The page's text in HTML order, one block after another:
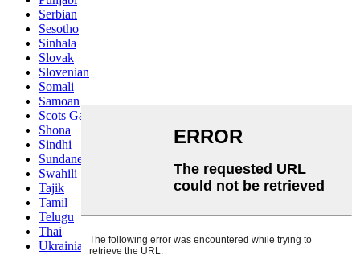
Serbian
Sesotho
Sinhala
Slovak
Slovenian
Somali
Samoan
Scots Gaelic
Shona
Sindhi
Sundanese
Swahili
Tajik
Tamil
Telugu
Thai
Ukrainian